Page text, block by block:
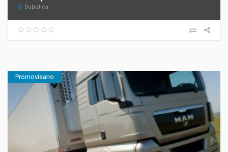
Subotica
Promovisano